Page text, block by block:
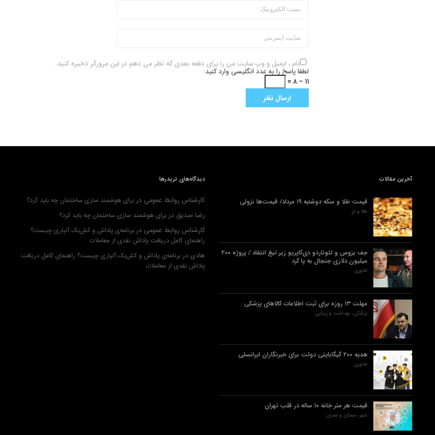
نام ، ایمیل و وب سایت من را برای دفعه بعدی که نظر می دهم در این مرورگر ذخیره کنید.
لطفا پاسخ را به عدد انگلیسی وارد کنید:
۱۱ − ۸ =
آخرین مقالات
قیمت طلا و سکه دوشنبه ۱۹ مرداد/ قیمت‌ها نزولی
طلا و ارز
جف بزوس و لئوناردو دی‌کاپریو زیر تیغ انتقاد / پروژه ۲۰۰
میلیون دلاری جنجال به پا کرد
فناوری
مهلت ۱۳ روزه برای ثبت اطلاعات کالاهای پزشکی
پزشکی، بهداشت و زیبایی
هدیه ۲۰۰ گیگابایتی دولت برای خبرنگاران ایرانسلی
فناوری
قیمت هر متر خانه ۱۰ ساله در قلب تهران
شهر، مسکن و عمران
دیدگاه‌های تریدرها
کارشناس روابط عمومی در برای هوشمند سازی ساختمان چه باید کرد؟
رضا صدیق در برای هوشمند سازی ساختمان چه باید کرد؟
کارشناس روابط عمومی در برنامه‌ی پاداش و کش‌بک آلپاری چیست؟
راهنمای کامل دریافت پاداش نقدی از معاملات
هادیدر برنامه‌ی پاداش و کش‌بک آلپاری چیست؟ راهنمای کامل دریافت
پاداش نقدی از معاملات